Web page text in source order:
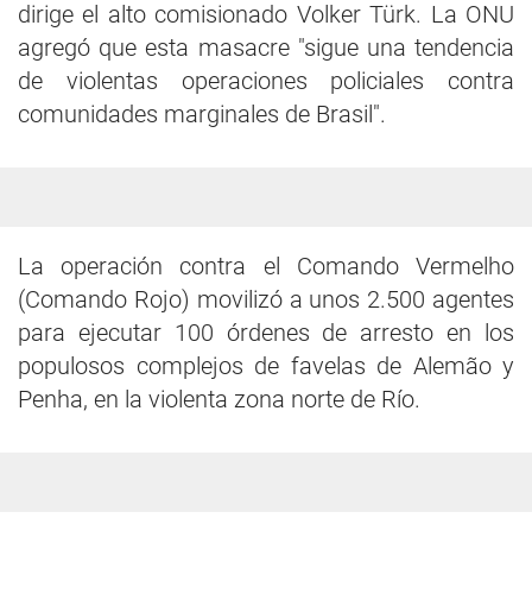
dirige el alto comisionado Volker Türk. La ONU
agregó que esta masacre "sigue una tendencia
de violentas operaciones policiales contra
comunidades marginales de Brasil".
La operación contra el Comando Vermelho
(Comando Rojo) movilizó a unos 2.500 agentes
para ejecutar 100 órdenes de arresto en los
populosos complejos de favelas de Alemão y
Penha, en la violenta zona norte de Río.